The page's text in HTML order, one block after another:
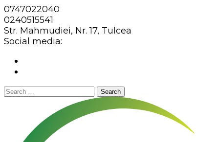
0747022040
0240515541
Str. Mahmudiei, Nr. 17, Tulcea
Social media:
Search